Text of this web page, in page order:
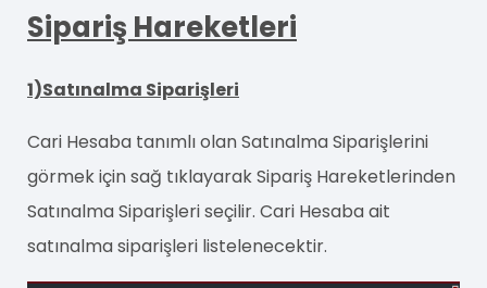
Sipariş Hareketleri
1)Satınalma Siparişleri
Cari Hesaba tanımlı olan Satınalma Siparişlerini
görmek için sağ tıklayarak Sipariş Hareketlerinden
Satınalma Siparişleri seçilir. Cari Hesaba ait
satınalma siparişleri listelenecektir.